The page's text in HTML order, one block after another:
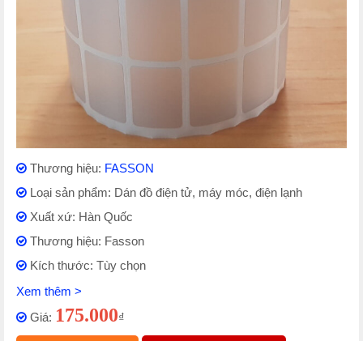
Thương hiệu: FASSON
Loại sản phẩm: Dán đồ điện tử, máy móc, điện lạnh
Xuất xứ: Hàn Quốc
Thương hiệu: Fasson
Kích thước: Tùy chọn
Xem thêm >
Giá: 175.000₫